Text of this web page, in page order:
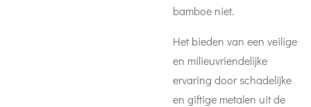
bamboe niet.
Het bieden van een veilige
en milieuvriendelijke
ervaring door schadelijke
en giftige metalen uit de